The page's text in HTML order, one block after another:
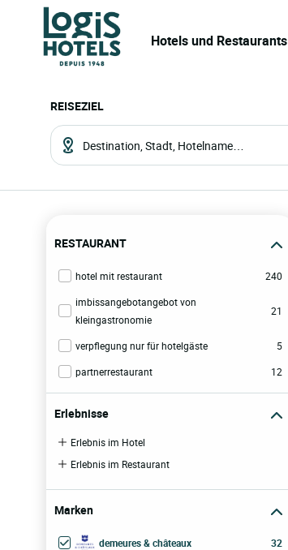
Hotels und Restaurants
REISEZIEL
RESTAURANT
hotel mit restaurant
240
imbissangebotangebot von
kleingastronomie
21
verpflegung nur für hotelgäste
5
partnerrestaurant
12
Erlebnisse
Erlebnis im Hotel
Erlebnis im Restaurant
Marken
demeures & châteaux
32